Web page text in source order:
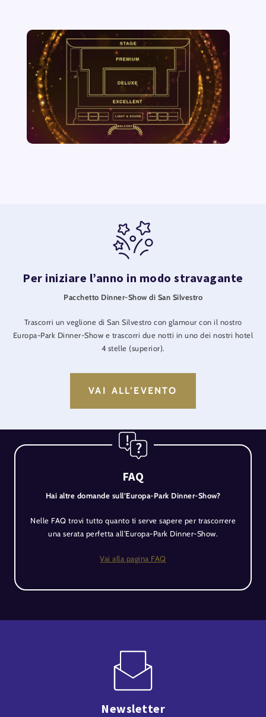
Per iniziare l’anno in modo stravagante
Pacchetto Dinner-Show di San Silvestro
Trascorri un veglione di San Silvestro con glamour con il nostro
Europa-Park Dinner-Show e trascorri due notti in uno dei nostri hotel
4 stelle (superior).
VAI ALL’EVENTO
FAQ
Hai altre domande sull’Europa-Park Dinner-Show?
Nelle FAQ trovi tutto quanto ti serve sapere per trascorrere
una serata perfetta all’Europa-Park Dinner-Show.
Vai alla pagina FAQ
Newsletter